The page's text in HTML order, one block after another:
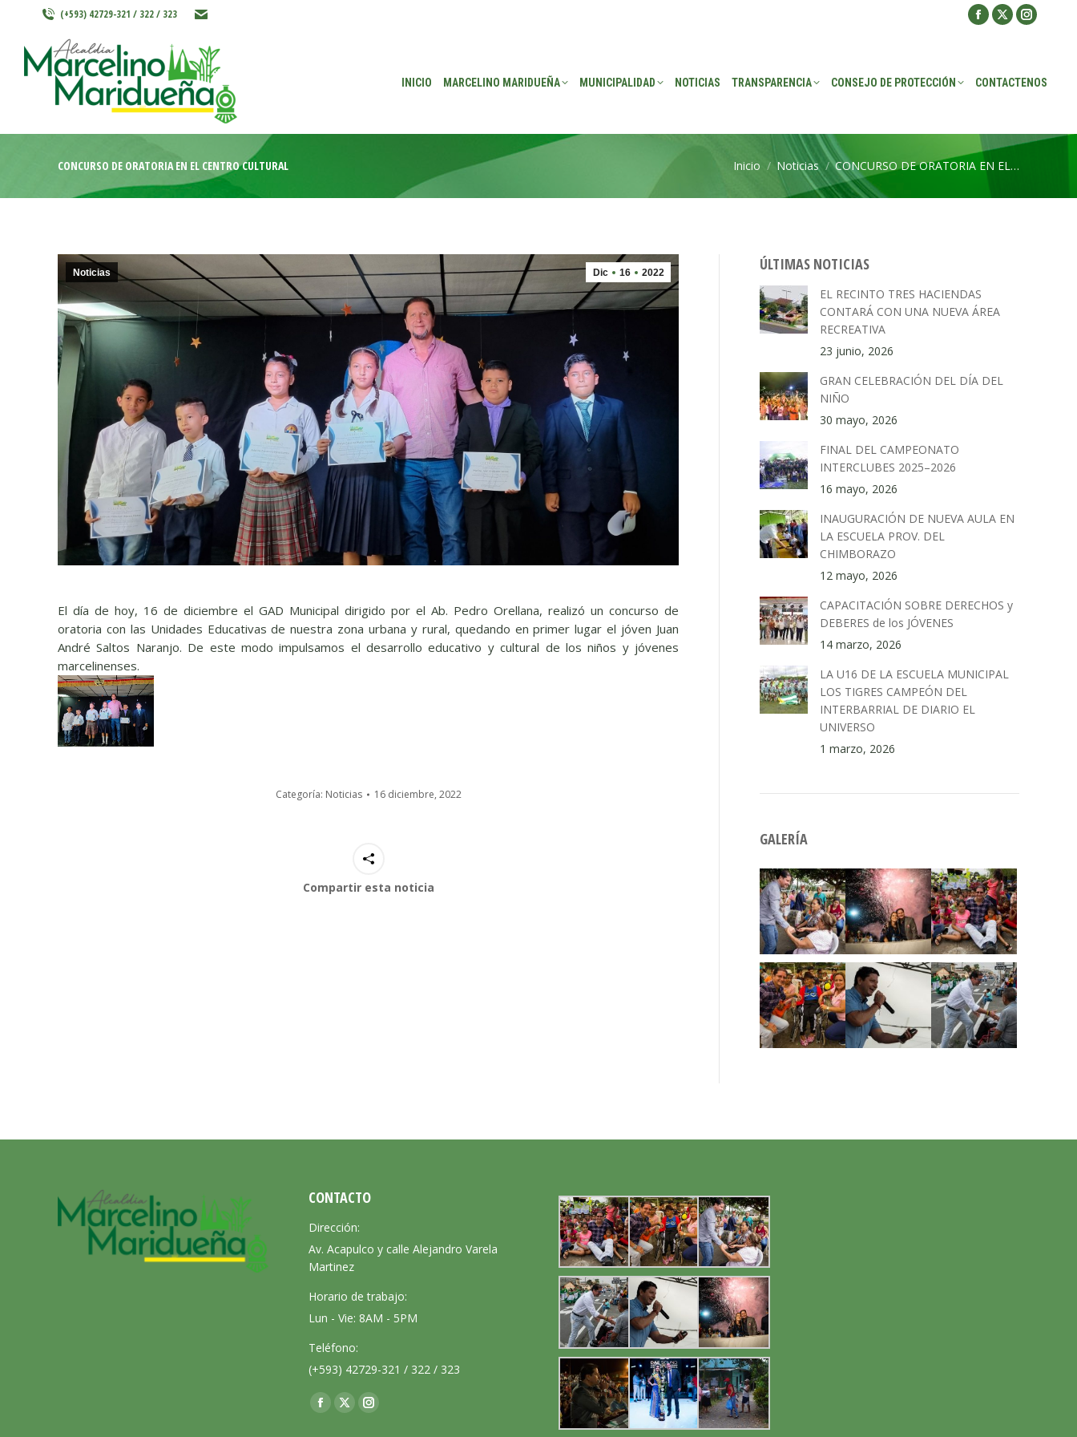
(+593) 42729-321 / 322 / 323
Facebook
in
X
in
in
INICIO MARCELINO MARIDUEÑA MUNICIPALIDAD NOTICIAS TRANSPARENCIA CONSEJO DE PROTECCIÓN CONTACTENOS
CONCURSO DE ORATORIA EN EL CENTRO CULTURAL Estás aquí:
Inicio Noticias CONCURSO DE ORATORIA EN EL…
Dic 16 2022
Noticias
El día de hoy, 16 de diciembre el GAD Municipal dirigido por el Ab. Pedro Orellana, realizó un concurso de
oratoria con las Unidades Educativas de nuestra zona urbana y rural, quedando en primer lugar el jóven Juan
André Saltos Naranjo. De este modo impulsamos el desarrollo educativo y cultural de los niños y jóvenes
marcelinenses.
Categoría: Noticias 16 diciembre, 2022
Compartir esta noticia
ÚLTIMAS NOTICIAS
EL RECINTO TRES HACIENDAS
CONTARÁ CON UNA NUEVA ÁREA
RECREATIVA
23 junio, 2026
GRAN CELEBRACIÓN DEL DÍA DEL
NIÑO
30 mayo, 2026
FINAL DEL CAMPEONATO
INTERCLUBES 2025–2026
16 mayo, 2026
INAUGURACIÓN DE NUEVA AULA EN
LA ESCUELA PROV. DEL
CHIMBORAZO
12 mayo, 2026
CAPACITACIÓN SOBRE DERECHOS y
DEBERES de los JÓVENES
14 marzo, 2026
LA U16 DE LA ESCUELA MUNICIPAL
LOS TIGRES CAMPEÓN DEL
INTERBARRIAL DE DIARIO EL
UNIVERSO
1 marzo, 2026
GALERÍA
CONTACTO
Dirección:
Av. Acapulco y calle Alejandro Varela
Martinez
Horario de trabajo:
Lun - Vie: 8AM - 5PM
Teléfono:
(+593) 42729-321 / 322 / 323
Encuéntranos en:
Facebook
X
Instagram